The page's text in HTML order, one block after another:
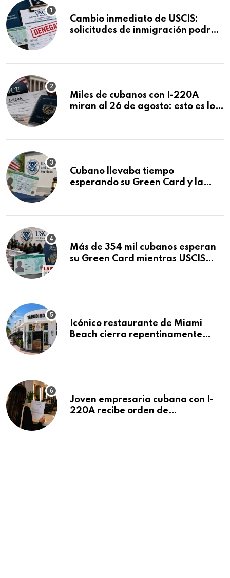
Cambio inmediato de USCIS:
solicitudes de inmigración podrán
Miles de cubanos con I-220A
miran al 26 de agosto: esto es lo
Cubano llevaba tiempo
esperando su Green Card y la
Más de 354 mil cubanos esperan
su Green Card mientras USCIS
Icónico restaurante de Miami
Beach cierra repentinamente
Joven empresaria cubana con I-
220A recibe orden de